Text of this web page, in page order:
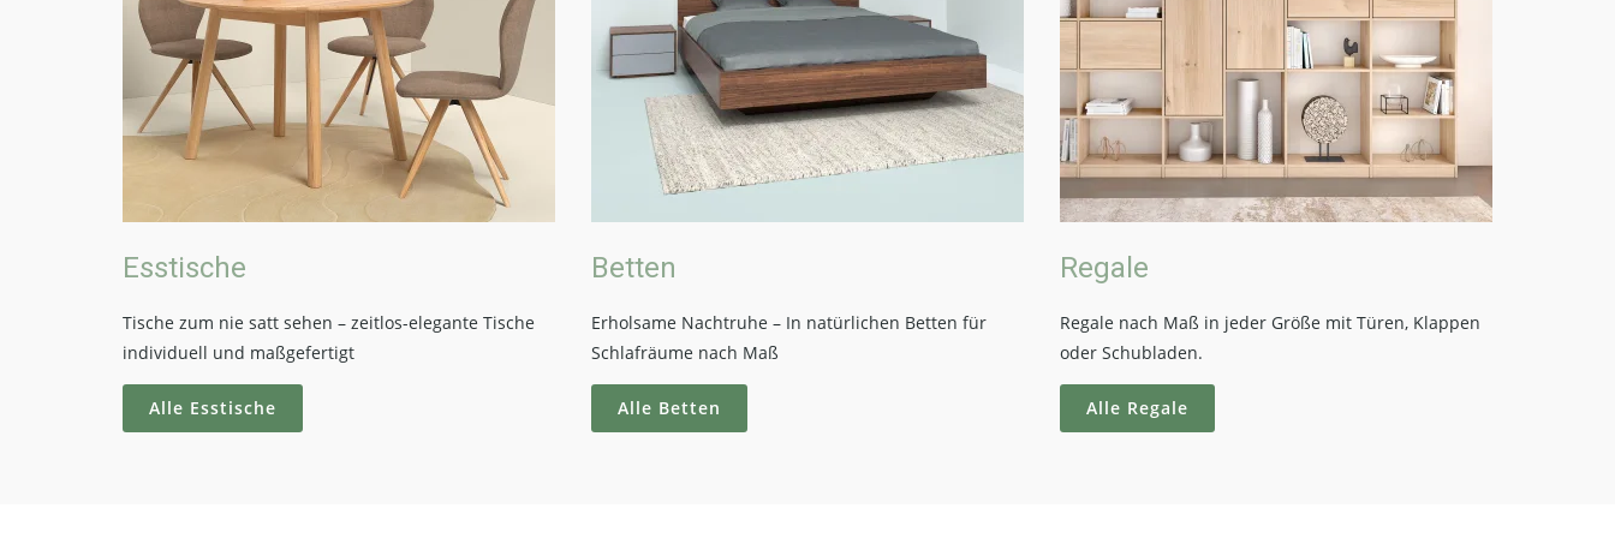
Esstische
Tische zum nie satt sehen – zeitlos-elegante Tische
individuell und maßgefertigt
Alle Esstische
Betten
Erholsame Nachtruhe – In natürlichen Betten für
Schlafräume nach Maß
Alle Betten
Regale
Regale nach Maß in jeder Größe mit Türen, Klappen
oder Schubladen.
Alle Regale